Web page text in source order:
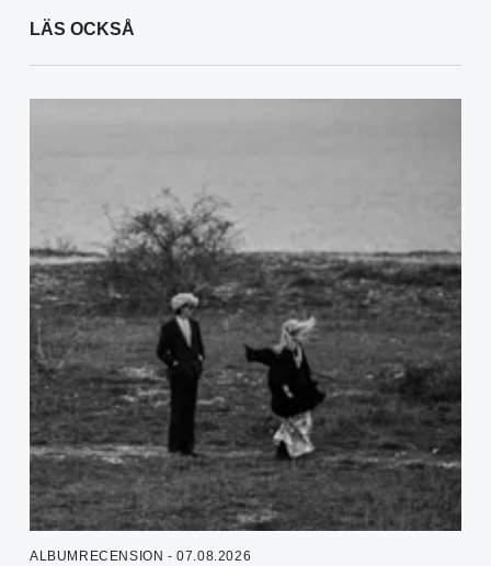
LÄS OCKSÅ
ALBUMRECENSION - 07.08.2026